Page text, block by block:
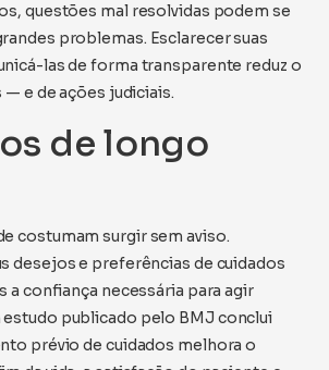
questões mal resolvidas podem se
problemas. Esclarecer suas
las de forma transparente reduz o
e de ações judiciais.
de longo
costumam surgir sem aviso.
desejos e preferências de cuidados
a confiança necessária para agir
estudo publicado pelo BMJ conclui
prévio de cuidados melhora o